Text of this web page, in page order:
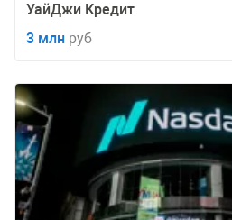
УайДжи Кредит
3 млн руб